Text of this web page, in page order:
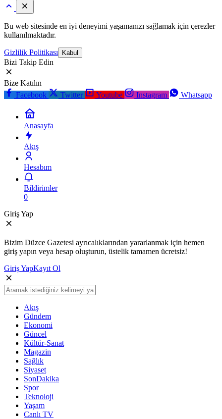
Bu web sitesinde en iyi deneyimi yaşamanızı sağlamak için çerezler
kullanılmaktadır.
Gizlilik Politikası Kabul
Bizi Takip Edin
Bize Katılın
Facebook
Twitter Youtube Instagram Whatsapp
Anasayfa
Akış
Hesabım
Bildirimler
0
Giriş Yap
Bizim Düzce Gazetesi ayrıcalıklarından yararlanmak için hemen
giriş yapın veya hesap oluşturun, üstelik tamamen ücretsiz!
Giriş YapKayıt Ol
Akış
Gündem
Ekonomi
Güncel
Kültür-Sanat
Magazin
Sağlık
Siyaset
SonDakika
Spor
Teknoloji
Yaşam
Canlı TV